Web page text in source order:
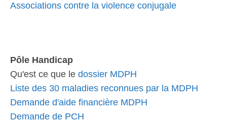
Associations contre la violence conjugale
Pôle Handicap
Qu'est ce que le dossier MDPH
Liste des 30 maladies reconnues par la MDPH
Demande d'aide financière MDPH
Demande de PCH